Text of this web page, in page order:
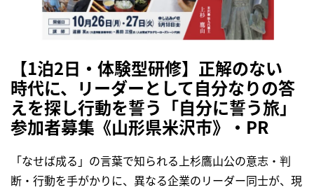
【1泊2日・体験型研修】正解のない
時代に、リーダーとして自分なりの答
えを探し行動を誓う「自分に誓う旅」
参加者募集《山形県米沢市》・PR
「なせば成る」の言葉で知られる上杉鷹山公の意志・判
断・行動を手がかりに、異なる企業のリーダー同士が、現